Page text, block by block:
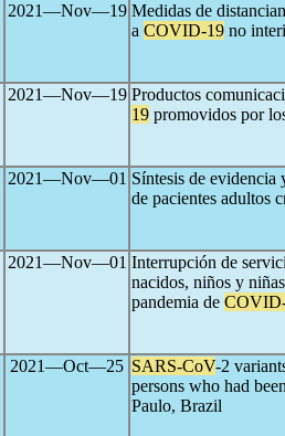
2021―Nov―19 Medidas de
a COVID-19 no
2021―Nov―19 Productos
19 promovidos por
2021―Nov―01 Síntesis de evidencia
de pacientes adultos
2021―Nov―01 Interrupción de
nacidos, niños y
pandemia de
2021―Oct―25 SARS-CoV-2
persons who had
Paulo, Brazil